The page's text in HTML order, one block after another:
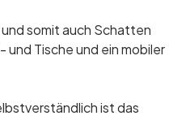
somit auch Schatten
Tische und ein mobiler
ist das